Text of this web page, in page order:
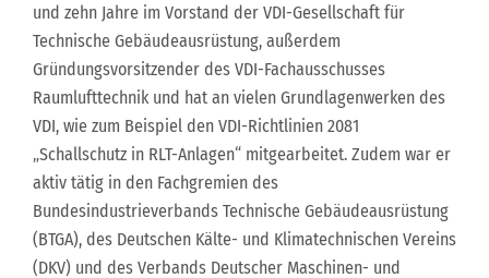
und zehn Jahre im Vorstand der VDI-Gesellschaft für
Technische Gebäudeausrüstung, außerdem
Gründungsvorsitzender des VDI-Fachausschusses
Raumlufttechnik und hat an vielen Grundlagenwerken des
VDI, wie zum Beispiel den VDI-Richtlinien 2081
„Schallschutz in RLT-Anlagen“ mitgearbeitet. Zudem war er
aktiv tätig in den Fachgremien des
Bundesindustrieverbands Technische Gebäudeausrüstung
(BTGA), des Deutschen Kälte- und Klimatechnischen Vereins
(DKV) und des Verbands Deutscher Maschinen- und